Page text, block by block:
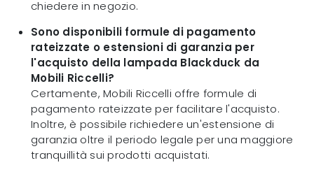
chiedere in negozio.
Sono disponibili formule di pagamento
rateizzate o estensioni di garanzia per
l'acquisto della lampada Blackduck da
Mobili Riccelli?
Certamente, Mobili Riccelli offre formule di
pagamento rateizzate per facilitare l'acquisto.
Inoltre, è possibile richiedere un'estensione di
garanzia oltre il periodo legale per una maggiore
tranquillità sui prodotti acquistati.